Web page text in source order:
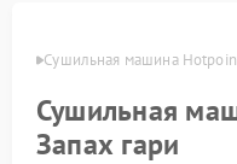
Сушильная машина
Сушильная
Запах гари